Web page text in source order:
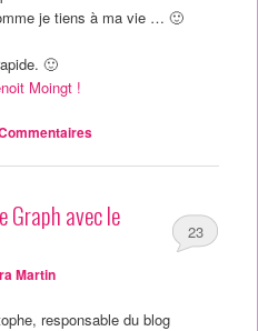
je tiens à ma vie … 🙂
🙂
Moingt !
Graph avec le
Martin
23
responsable du blog